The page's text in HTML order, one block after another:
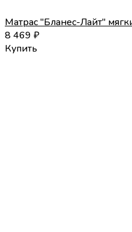
Матраc "Бланес-Лайт"
8 469 ₽
Купить